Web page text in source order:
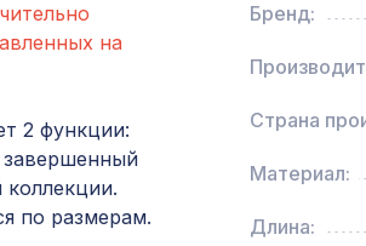
Перфорированная панель
Перфорированная панель
1200х600мм, ХДФ, без отделки
Натуральные обои Cosca
на
2 функции:
завершенный
по размерам.
Бренд:
Страна
Материал:
Длина: